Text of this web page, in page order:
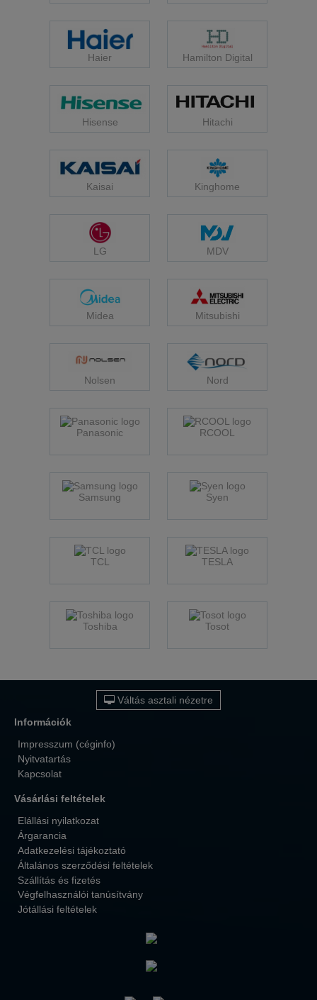
Haier Hamilton Digital
Hisense Hitachi
Kaisai Kinghome
LG MDV
Midea Mitsubishi
Nolsen Nord
Panasonic RCOOL
Samsung Syen
TCL TESLA
Toshiba Tosot
Váltás asztali nézetre
Információk
Impresszum (céginfo)
Nyitvatartás
Kapcsolat
Vásárlási feltételek
Elállási nyilatkozat
Árgarancia
Adatkezelési tájékoztató
Általános szerződési feltételek
Szállítás és fizetés
Végfelhasználói tanúsítvány
Jótállási feltételek